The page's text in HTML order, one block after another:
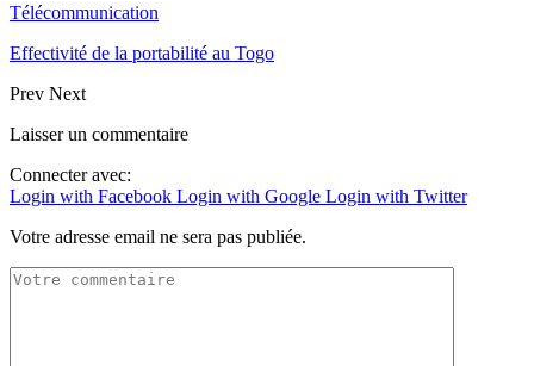
Télécommunication
Effectivité de la portabilité au Togo
Prev Next
Laisser un commentaire
Connecter avec:
Login with Facebook Login with Google Login with Twitter
Votre adresse email ne sera pas publiée.